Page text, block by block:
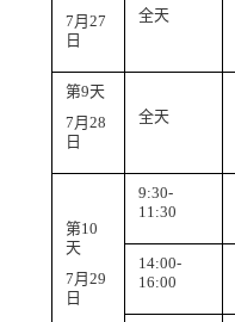
7 月27
日
全天
第9天
7 月28
日
全天
第10
天
7 月29
日
9:30-
11:30
14:00-
16:00